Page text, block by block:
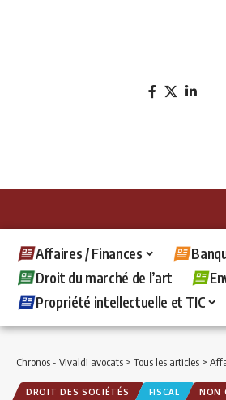
Affaires / Finances
Droit du marché de l’art
Propriété intellectuelle et TIC
Chronos - Vivaldi avocats > Tous les articles >
DROIT DES SOCIÉTÉS FISCAL NON